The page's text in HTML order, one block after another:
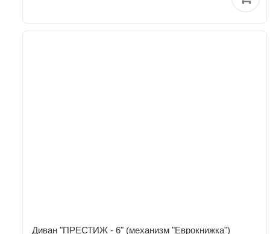
Диван "ПРЕСТИЖ - 6" (механизм "Eврокнижка")